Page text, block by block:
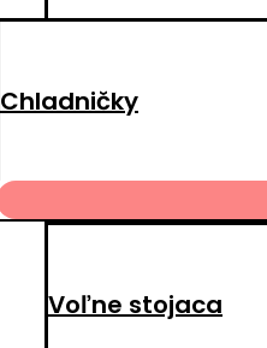
Chladničky
TOGGLE
Voľne stojaca